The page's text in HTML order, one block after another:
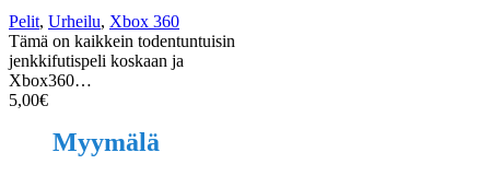
Pelit, Urheilu, Xbox 360
Tämä on kaikkein todentuntuisin
jenkkifutispeli koskaan ja
Xbox360…
5,00€
Myymälä